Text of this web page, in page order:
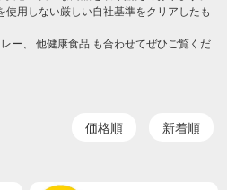
用しない厳しい自社基準をクリアしたも
ー、 他健康食品 も合わせてぜひご覧くだ
価格順 新着順